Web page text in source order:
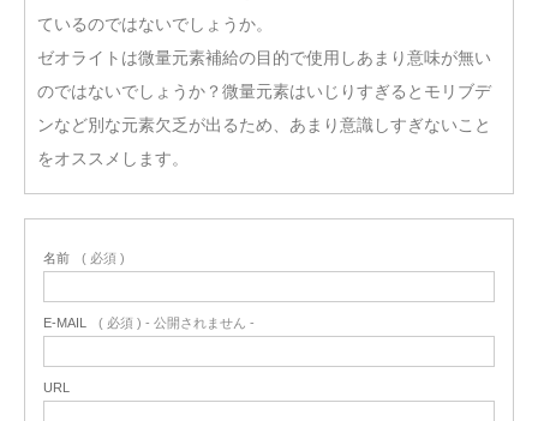
ているのではないでしょうか。
ゼオライトは微量元素補給の目的で使用しあまり意味が無い
のではないでしょうか？微量元素はいじりすぎるとモリブデ
ンなど別な元素欠乏が出るため、あまり意識しすぎないこと
をオススメします。
名前 ( 必須 )
E-MAIL ( 必須 ) - 公開されません -
URL